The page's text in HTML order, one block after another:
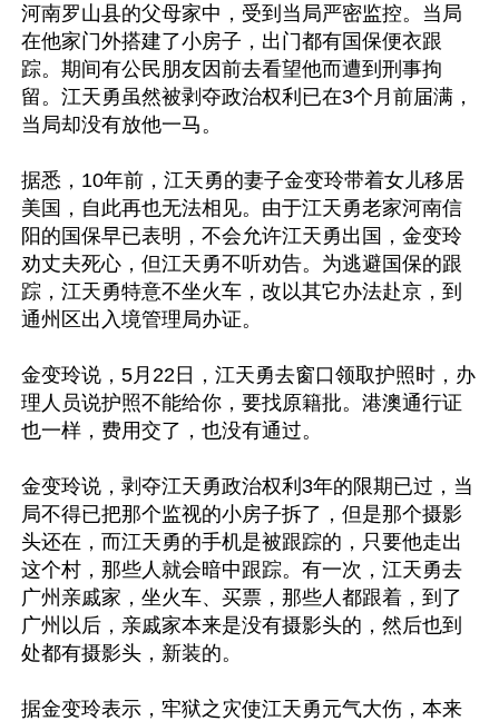
河南罗山县的父母家中，受到当局严密监控。当局
在他家门外搭建了小房子，出门都有国保便衣跟
踪。期间有公民朋友因前去看望他而遭到刑事拘
留。江天勇虽然被剥夺政治权利已在3个月前届满，
当局却没有放他一马。
据悉，10年前，江天勇的妻子金变玲带着女儿移居
美国，自此再也无法相见。由于江天勇老家河南信
阳的国保早已表明，不会允许江天勇出国，金变玲
劝丈夫死心，但江天勇不听劝告。为逃避国保的跟
踪，江天勇特意不坐火车，改以其它办法赴京，到
通州区出入境管理局办证。
金变玲说，5月22日，江天勇去窗口领取护照时，办
理人员说护照不能给你，要找原籍批。港澳通行证
也一样，费用交了，也没有通过。
金变玲说，剥夺江天勇政治权利3年的限期已过，当
局不得已把那个监视的小房子拆了，但是那个摄影
头还在，而江天勇的手机是被跟踪的，只要他走出
这个村，那些人就会暗中跟踪。有一次，江天勇去
广州亲戚家，坐火车、买票，那些人都跟着，到了
广州以后，亲戚家本来是没有摄影头的，然后也到
处都有摄影头，新装的。
据金变玲表示，牢狱之灾使江天勇元气大伤，本来